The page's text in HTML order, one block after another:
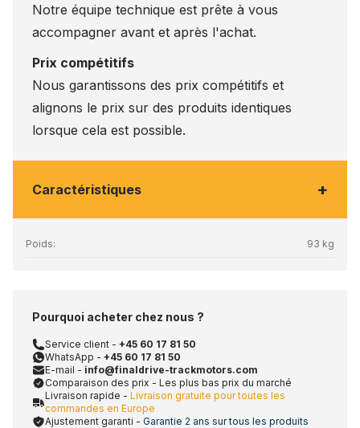
Notre équipe technique est prête à vous
accompagner avant et après l'achat.
Prix compétitifs
Nous garantissons des prix compétitifs et
alignons le prix sur des produits identiques
lorsque cela est possible.
Caractéristiques +
Poids: 93 kg
Pourquoi acheter chez nous ?
Service client - +45 60 17 81 50
WhatsApp - +45 60 17 81 50
E-mail - info@finaldrive-trackmotors.com
Comparaison des prix - Les plus bas prix du marché
Livraison rapide - Livraison gratuite pour toutes les
commandes en Europe
Ajustement garanti - Garantie 2 ans sur tous les produits